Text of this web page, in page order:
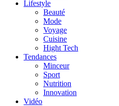
Lifestyle
Beauté
Mode
Voyage
Cuisine
Hight Tech
Tendances
Minceur
Sport
Nutrition
Innovation
Vidéo